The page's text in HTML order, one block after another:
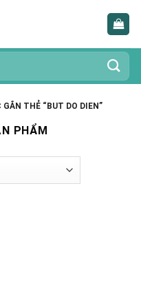
THẺ “BUT DO DIEN”
PHẨM